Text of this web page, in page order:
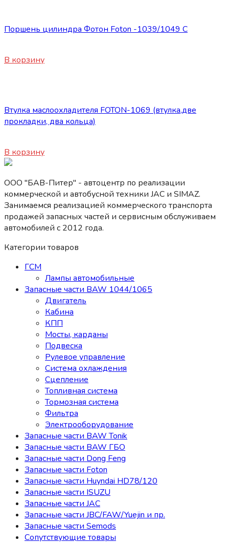
Поршень цилиндра Фотон Foton -1039/1049 С
В корзину
Втулка маслоохладителя FOTON-1069 (втулка,две
прокладки, два кольца)
В корзину
ООО "БАВ-Питер" - автоцентр по реализации
коммерческой и автобусной техники JAC и SIMAZ.
Занимаемся реализацией коммерческого транспорта
продажей запасных частей и сервисным обслуживаем
автомобилей c 2012 года.
Категории товаров
ГСМ
Лампы автомобильные
Запасные части BAW 1044/1065
Двигатель
Кабина
КПП
Мосты, карданы
Подвеска
Рулевое управление
Система охлаждения
Сцепление
Топливная система
Тормозная система
Фильтра
Электрооборудование
Запасные части BAW Tonik
Запасные части BAW ГБО
Запасные части Dong Feng
Запасные части Foton
Запасные части Huyndai HD78/120
Запасные части ISUZU
Запасные части JAC
Запасные части JBC/FAW/Yuejin и пр.
Запасные части Semods
Сопутствующие товары